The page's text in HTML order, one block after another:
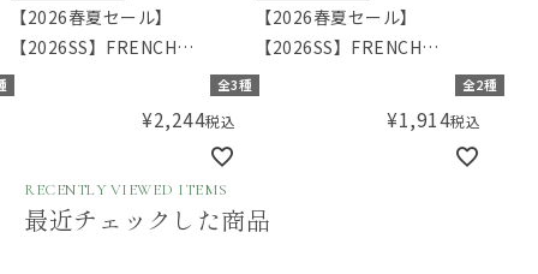
【2026春夏セール】
【2026SS】FRENCH
Aming（フレンチアミン
グ）コード刺繍ギャザーワ
全3種
¥2,244税込
【2026春夏セール】
【2026SS】FRENCH
Aming（フレンチアミン
グ）フリルギャザーチュニ
全2種
¥1,914税込
RECENTLY VIEWED ITEMS
最近チェックした商品